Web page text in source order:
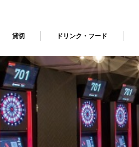
貸切 ドリンク・フード